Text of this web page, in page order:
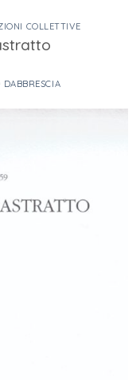
COLLETTIVE
DABBRESCIA